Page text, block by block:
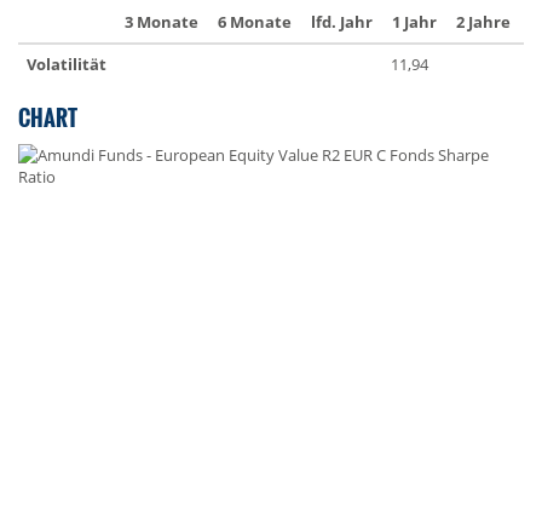
3 Monate 6 Monate lfd. Jahr 1 Jahr 2 Jahre
Volatilität
11,94
CHART